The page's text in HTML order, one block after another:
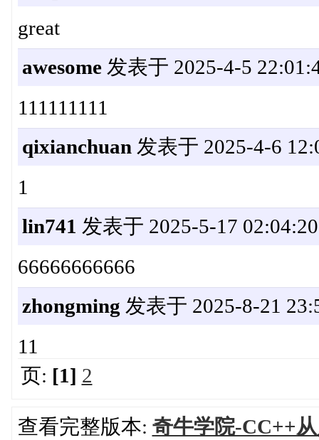
great
awesome发表于 2025-4-5
111111111
qixianchuan 发表于 2025-4-6
1
lin741 发表于 2025-5-17 02:04:20
66666666666
zhongming 发表于 2025-8-21
11
页: [1] 2
查看完整版本: 奇牛学院-CC++